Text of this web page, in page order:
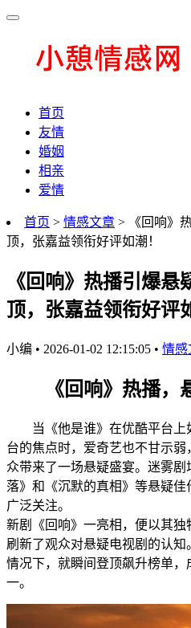
首页
友情
婚姻
相亲
爱情
首页 > 情感文章 > 《回响》
顶，张嘉益领衔好评如潮！
《回响》热播引爆悬
顶，张嘉益领衔好评
小编 • 2026-01-02 12:15:05 • 情感
《回响》热播，
当《他是谁》在优酷平台上
台的焦点时，爱奇艺也不甘示
众带来了一场悬疑盛宴。迷雾
落》和《沉默的真相》等悬疑
广泛关注。
新剧《回响》一亮相，便以其
刷新了观众对悬疑电视剧的认
情况下，就瞬间登顶飙升榜单
一。